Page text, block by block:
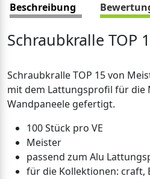
Beschreibung
Schraubkralle TOP
Schraubkralle TOP 15 von
mit dem Lattungsprofil für die
Wandpaneele gefertigt.
100 Stück pro VE
Meister
passend zum Alu
für die Kollektionen: craft,